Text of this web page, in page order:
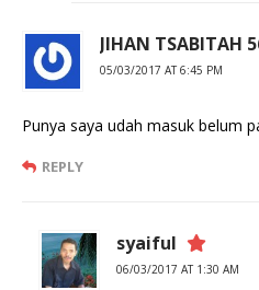
JIHAN TSABITAH
05/03/2017 AT 6:45 PM
Punya saya udah masuk belum
REPLY
syaiful
06/03/2017 AT 1:30 AM